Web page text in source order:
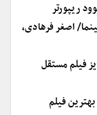
اصغر فرهادی،
فیلم مستقل
فیلم